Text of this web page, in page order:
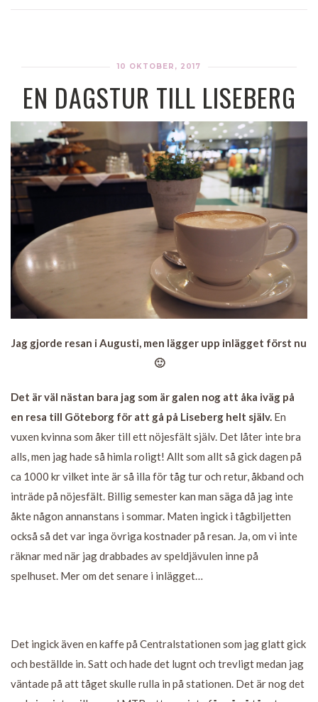
10 OKTOBER, 2017
EN DAGSTUR TILL LISEBERG
Jag gjorde resan i Augusti, men lägger upp inlägget först nu
🙂
Det är väl nästan bara jag som är galen nog att åka iväg på
en resa till Göteborg för att gå på Liseberg helt själv. En
vuxen kvinna som åker till ett nöjesfält själv. Det låter inte bra
alls, men jag hade så himla roligt! Allt som allt så gick dagen på
ca 1000 kr vilket inte är så illa för tåg tur och retur, åkband och
inträde på nöjesfält. Billig semester kan man säga då jag inte
åkte någon annanstans i sommar. Maten ingick i tågbiljetten
också så det var inga övriga kostnader på resan. Ja, om vi inte
räknar med när jag drabbades av speldjävulen inne på
spelhuset. Mer om det senare i inlägget…
Det ingick även en kaffe på Centralstationen som jag glatt gick
och beställde in. Satt och hade det lugnt och trevligt medan jag
väntade på att tåget skulle rulla in på stationen. Det är nog det